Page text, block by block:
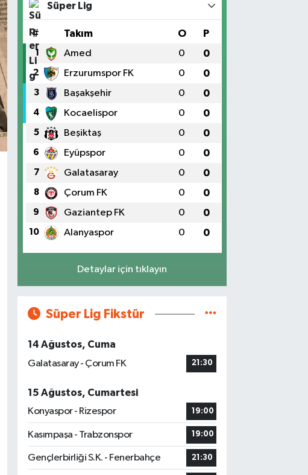
Süper Lig
# Takım O P
1 Amed 0 0
2 Erzurumspor FK 0 0
3 Başakşehir 0 0
4 Kocaelispor 0 0
5 Beşiktaş 0 0
6 Eyüpspor 0 0
7 Galatasaray 0 0
8 Çorum FK 0 0
9 Gaziantep FK 0 0
10 Alanyaspor 0 0
Detaylar için tıklayın
Süper Lig Fikstür
14 Ağustos, Cuma
Galatasaray - Çorum FK
21:30
15 Ağustos, Cumartesi
Konyaspor - Rizespor
19:00
Kasımpaşa - Trabzonspor 19:00
Gençlerbirliği S.K. - Fenerbahçe 21:30